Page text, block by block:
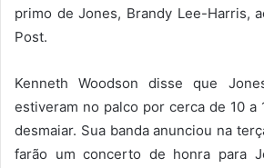
primo de Jones, Brandy Lee-Harris,
Post.
Kenneth Woodson disse que
estiveram no palco por cerca de 10 a
desmaiar. Sua banda anunciou na
farão um concerto de honra para